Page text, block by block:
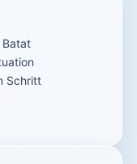
Batat
Schritt